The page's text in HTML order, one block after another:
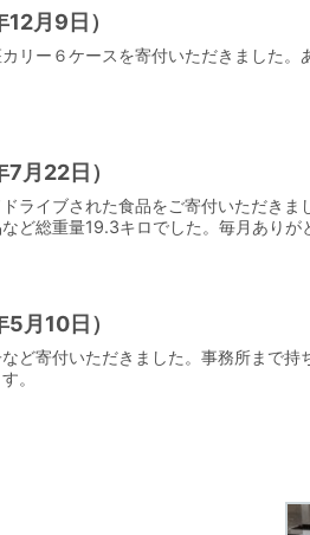
月9日）
リー６ケースを寄付いただきました。
月22日）
ライブされた食品をご寄付いただきま
ど総重量19.3キロでした。毎月ありが
月10日）
ど寄付いただきました。事務所まで持
。